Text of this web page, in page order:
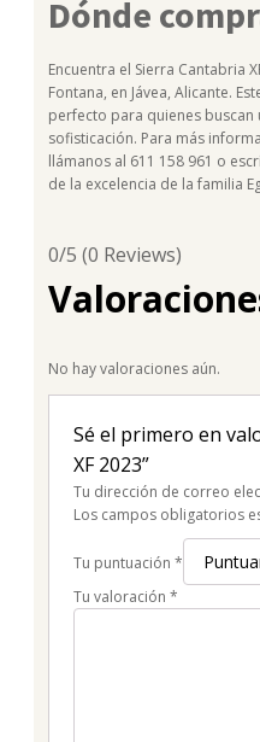
Dónde
Encuentra el Sierra Cantabria
Fontana, en Jávea, Alicante.
perfecto para quienes
sofisticación. Para más
llámanos al 611 158 961 o
de la excelencia de la familia
0/5 (0 Reviews)
No hay valoraciones aún.
Sé el primero en
XF 2023”
Tu dirección de correo
Los campos obligatorios
Tu puntuación *
Tu valoración *